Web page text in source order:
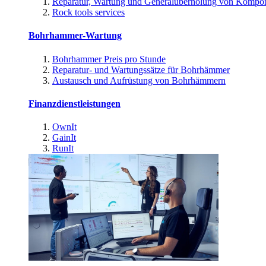
Rock tools services
Bohrhammer-Wartung
Bohrhammer Preis pro Stunde
Reparatur- und Wartungssätze für Bohrhämmer
Austausch und Aufrüstung von Bohrhämmern
Finanzdienstleistungen
OwnIt
GainIt
RunIt